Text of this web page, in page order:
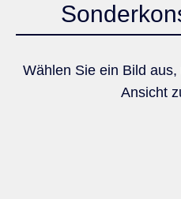
Wählen Sie ein Bild
Ansicht